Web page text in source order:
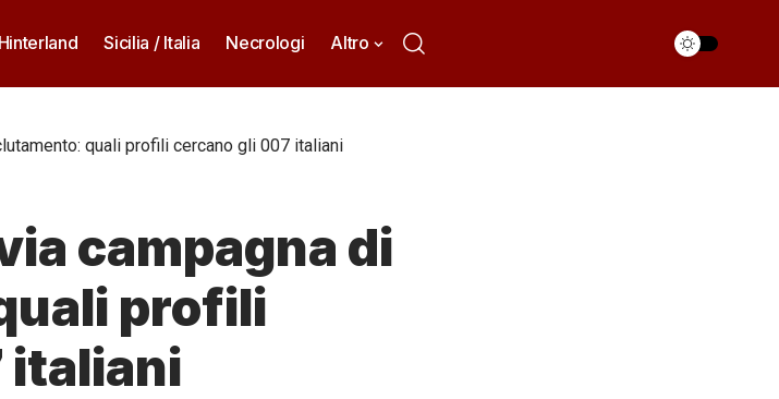
Hinterland Sicilia / Italia Necrologi Altro
quali profili cercano gli 007 italiani
campagna di
profili
italiani